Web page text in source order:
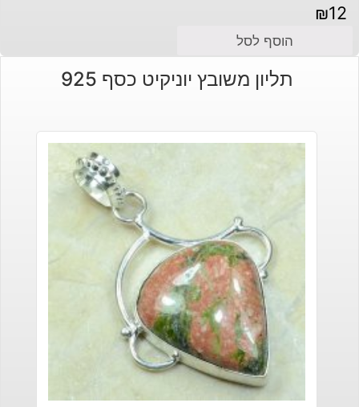
₪12
הוסף לסל
תליון משובץ יוניקיט כסף 925